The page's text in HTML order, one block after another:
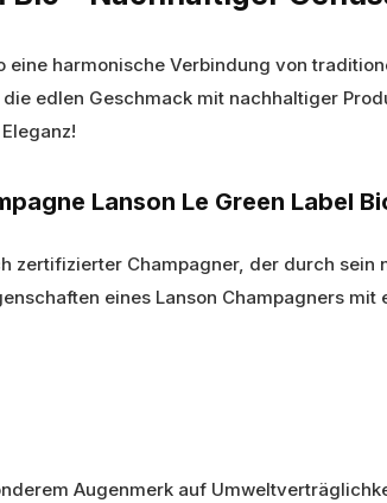
eine harmonische Verbindung von
edlen Geschmack mit nachhaltiger
Lanson Le Green Label
zertifizierter Champagner, der durch
eines Lanson Champagners
Augenmerk auf